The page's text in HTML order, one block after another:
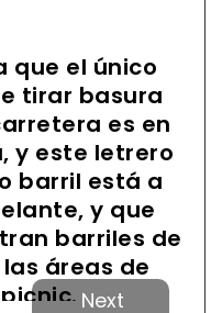
que el único
tirar basura
es en
y este letrero
barril está a
y que
barriles de
áreas de